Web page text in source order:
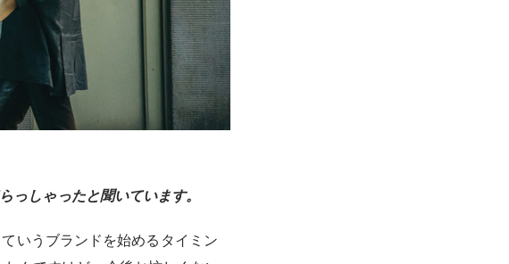
っしゃったと聞いています。
ていうブランドを始めるタイミン